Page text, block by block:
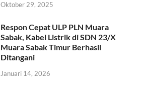
Oktober 29, 2025
Respon Cepat ULP PLN Muara
Sabak, Kabel Listrik di SDN 23/X
Muara Sabak Timur Berhasil
Ditangani
Januari 14, 2026